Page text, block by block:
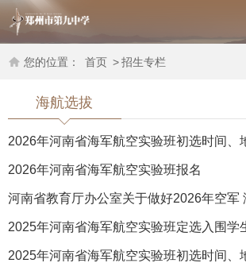
您的位置： 首页 >招生专栏
海航选拔
2026年河南省海军航空实验班初选时间、
注意事项
2026年河南省海军航空实验班报名
河南省教育厅办公室关于做好2026年空军
验班招生工作的通知
2025年河南省海军航空实验班定选入围学
2025年河南省海军航空实验班初选时间、